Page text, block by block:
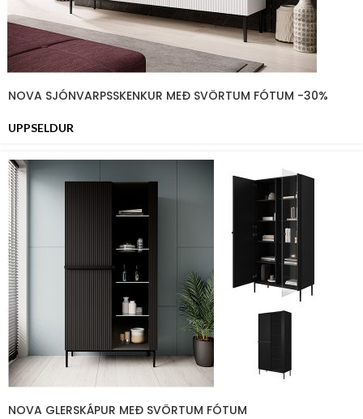
NOVA SJÓNVARPSSKENKUR MEÐ SVÖRTUM FÓTUM -30%
UPPSELDUR
NOVA GLERSKÁPUR MEÐ SVÖRTUM FÓTUM